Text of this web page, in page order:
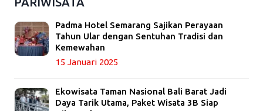
Padma Hotel Semarang Sajikan Perayaan
Tahun Ular dengan Sentuhan Tradisi dan
Kemewahan
15 Januari 2025
Ekowisata Taman Nasional Bali Barat Jadi
Daya Tarik Utama, Paket Wisata 3B Siap